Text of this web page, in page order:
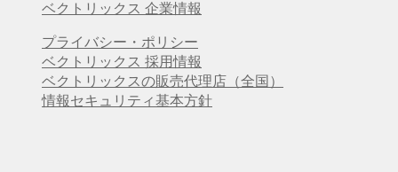
ベクトリックス 企業情報
プライバシー・ポリシー
ベクトリックス 採用情報
ベクトリックスの販売代理店（全国）
情報セキュリティ基本方針